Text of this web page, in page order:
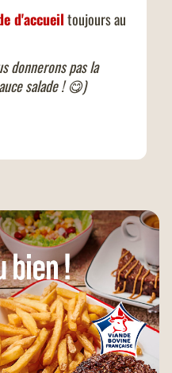
d'accueiltoujours au
donnerons pas la
salade ! 😋)